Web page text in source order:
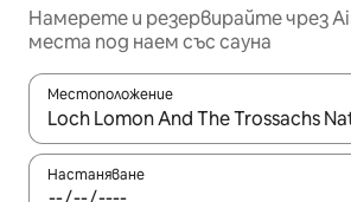
Намерете и резервирайте чрез
места под наем със сауна
Местоположение
Когато резултатите се покажат,
Настаняване